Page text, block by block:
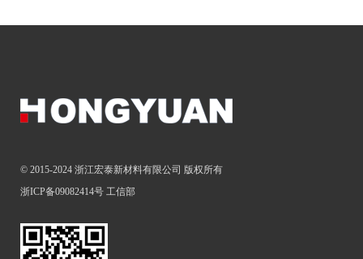
© 2015-2024 浙江宏泰新材料有限公司 版权所有
浙ICP备09082414号 工信部